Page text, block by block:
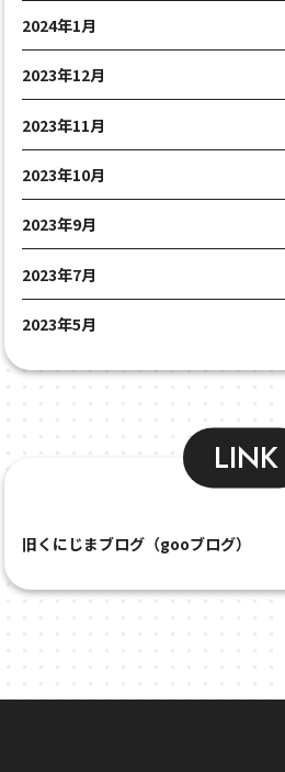
2024年1月
2023年12月
2023年11月
2023年10月
2023年9月
2023年7月
2023年5月
LINK
旧くにじまブログ（gooブログ）